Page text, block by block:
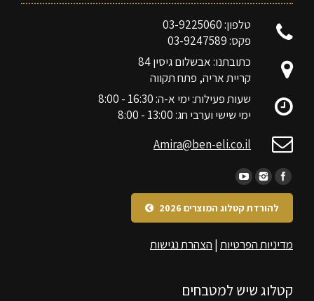
טלפון: 03-9225060
פקס: 03-9247589
כתובתנו: אבשלום גיסין 84
קריית אריה, פתח תקווה
שעות פעילות: ימי א-ה: 16:30 - 8:00
ימי שישי וערבי חג: 13:00 - 8:00
Amira@ben-eli.co.il
להורדת קטלוג המוצרים 2026
מדיניות הפרטיות | הצהרת נגישות
קטלוג שיש למטבחים